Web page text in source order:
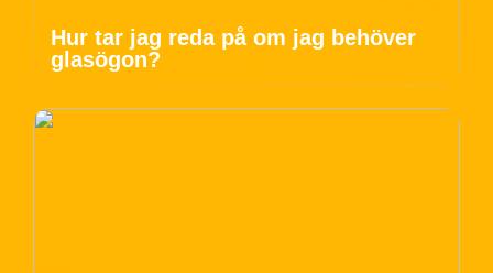
Hur tar jag reda på om jag behöver
glasögon?